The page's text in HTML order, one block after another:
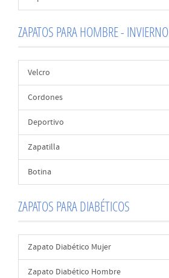
ZAPATOS PARA HOMBRE - INVIERNO
Velcro
Cordones
Deportivo
Zapatilla
Botina
ZAPATOS PARA DIABÉTICOS
Zapato Diabético Mujer
Zapato Diabético Hombre